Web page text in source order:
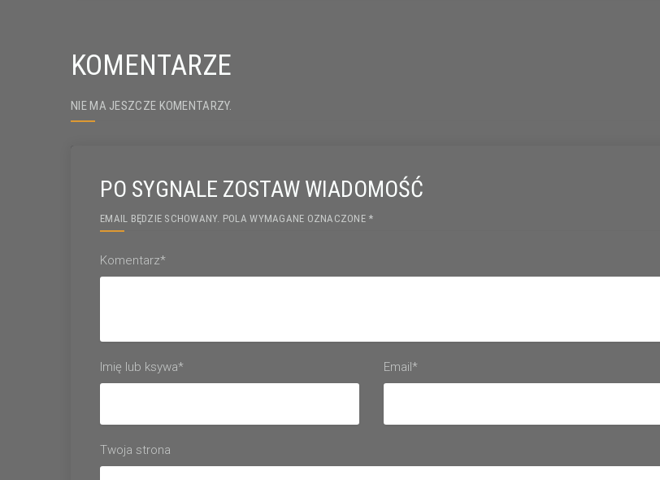
KOMENTARZE
NIE MA JESZCZE KOMENTARZY.
PO SYGNALE ZOSTAW WIADOMOŚĆ
EMAIL BĘDZIE SCHOWANY. POLA WYMAGANE OZNACZONE *
Komentarz*
Imię lub ksywa* Email*
Twoja strona